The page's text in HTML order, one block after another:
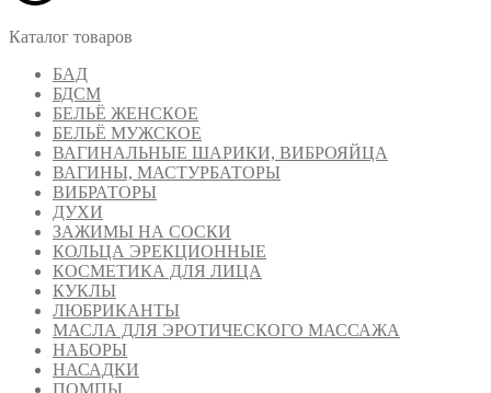
Каталог товаров
БАД
БДСМ
БЕЛЬЁ ЖЕНСКОЕ
БЕЛЬЁ МУЖСКОЕ
ВАГИНАЛЬНЫЕ ШАРИКИ, ВИБРОЯЙЦА
ВАГИНЫ, МАСТУРБАТОРЫ
ВИБРАТОРЫ
ДУХИ
ЗАЖИМЫ НА СОСКИ
КОЛЬЦА ЭРЕКЦИОННЫЕ
КОСМЕТИКА ДЛЯ ЛИЦА
КУКЛЫ
ЛЮБРИКАНТЫ
МАСЛА ДЛЯ ЭРОТИЧЕСКОГО МАССАЖА
НАБОРЫ
НАСАДКИ
ПОМПЫ